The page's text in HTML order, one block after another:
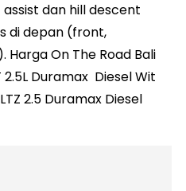
dan hill descent
di depan (front,
On The Road Bali
Duramax Diesel Wit
2.5 Duramax Diesel